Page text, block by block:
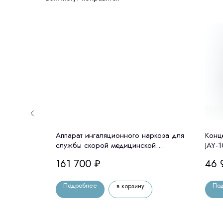
Аппарат ингаляционного наркоза для
службы скорой медицинской
"Медпром"
161 700 ₽
Подробнее в корзину
JAY-
46